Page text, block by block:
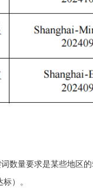
数量要求是某些地区的
）。